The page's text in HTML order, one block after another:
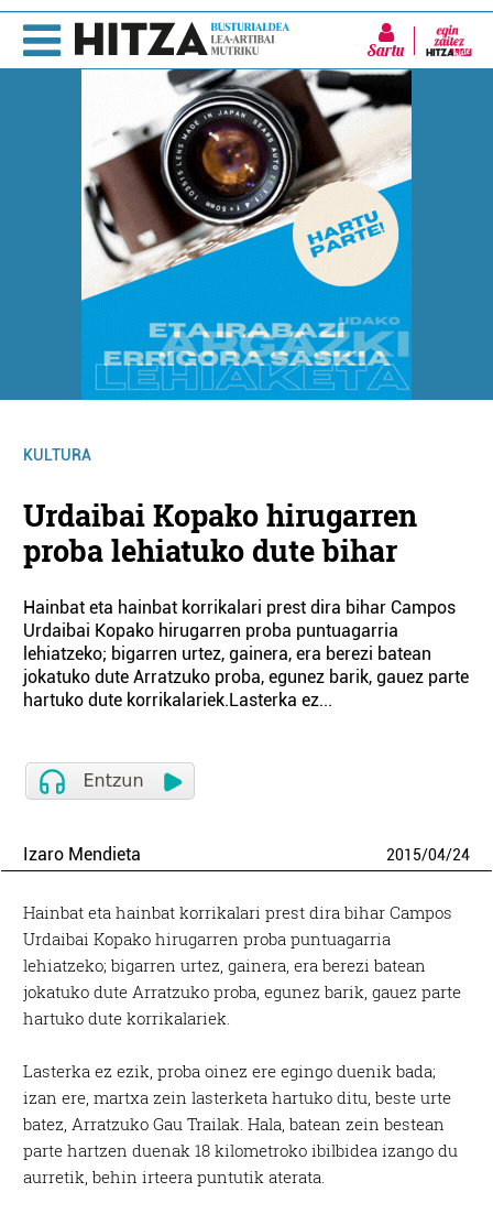
Sartu
KULTURA
Urdaibai Kopako hirugarren
proba lehiatuko dute bihar
Hainbat eta hainbat korrikalari prest dira bihar Campos
Urdaibai Kopako hirugarren proba puntuagarria
lehiatzeko; bigarren urtez, gainera, era berezi batean
jokatuko dute Arratzuko proba, egunez barik, gauez parte
hartuko dute korrikalariek.Lasterka ez...
Izaro Mendieta 2015/04/24
Hainbat eta hainbat korrikalari prest dira bihar Campos
Urdaibai Kopako hirugarren proba puntuagarria
lehiatzeko; bigarren urtez, gainera, era berezi batean
jokatuko dute Arratzuko proba, egunez barik, gauez parte
hartuko dute korrikalariek.
Lasterka ez ezik, proba oinez ere egingo duenik bada;
izan ere, martxa zein lasterketa hartuko ditu, beste urte
batez, Arratzuko Gau Trailak. Hala, batean zein bestean
parte hartzen duenak 18 kilometroko ibilbidea izango du
aurretik, behin irteera puntutik aterata.